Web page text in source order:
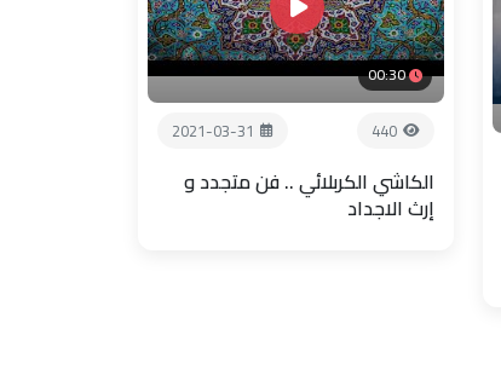
00:30
440
2021-03-31
الكاشي الكربلائي .. فن متجدد و
إرث الاجداد